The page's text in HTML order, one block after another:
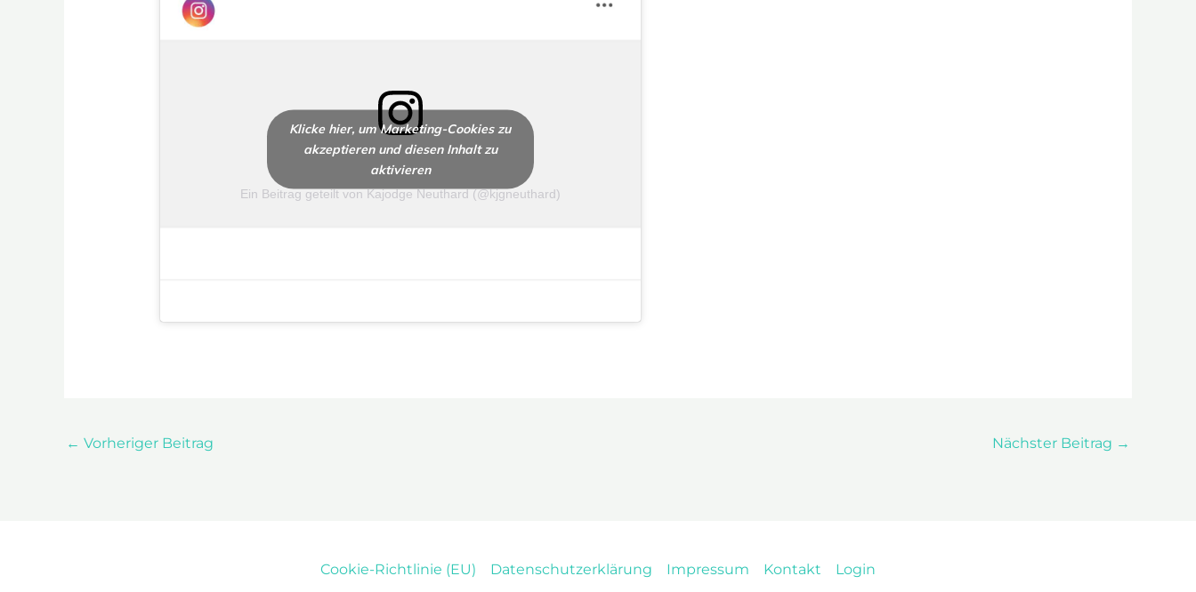
Ein Beitrag geteilt von Kajodge Neuthard (@kjgneuthard)
Klicke hier, um Marketing-Cookies zu
akzeptieren und diesen Inhalt zu
aktivieren
← Vorheriger Beitrag Nächster Beitrag →
Cookie-Richtlinie (EU) Datenschutzerklärung Impressum Kontakt Login